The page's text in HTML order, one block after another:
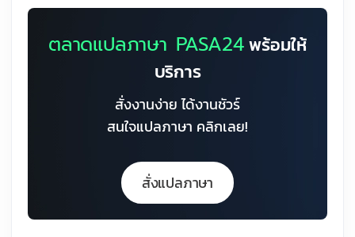
ตลาดแปลภาษา PASA24พร้อมให้
บริการ
สั่งงานง่าย ได้งานชัวร์
สนใจแปลภาษา คลิกเลย!
สั่งแปลภาษา